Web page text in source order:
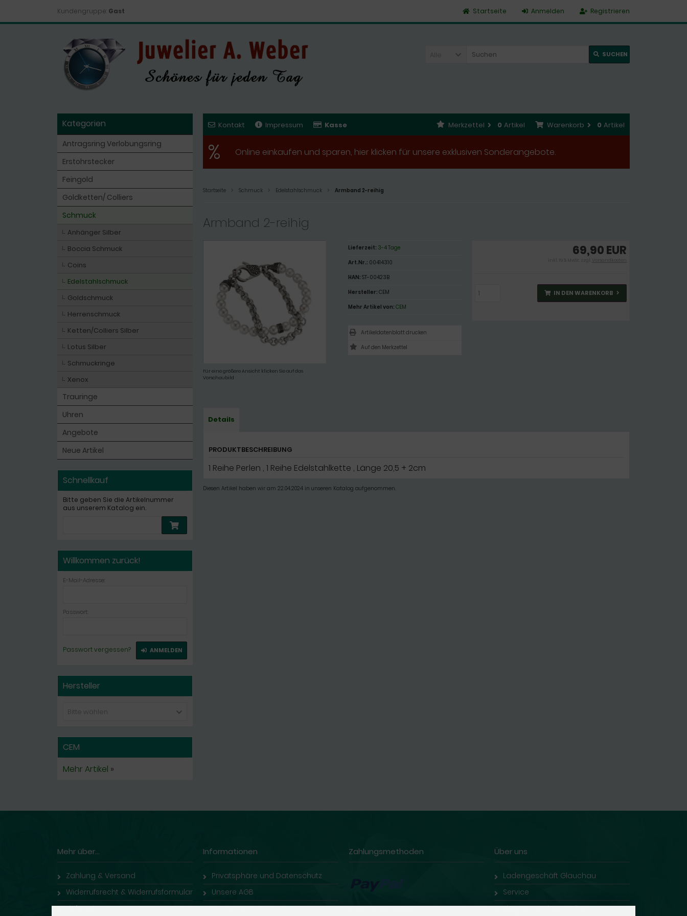
Kundengruppe: Gast Registrieren
Anmelden
Startseite
Alle SUCHEN
Kontakt Impressum Kasse Warenkorb 0 Artikel
Merkzettel 0 Artikel
% Online einkaufen und sparen, hier klicken für unsere exklusiven Sonderangebote.
Startseite Schmuck Edelstahlschmuck Armband 2-reihig
Armband 2-reihig
Für eine größere Ansicht klicken Sie auf das
Vorschaubild
69,90 EUR
inkl. 19 % MwSt. zzgl. Versandkosten
IN DEN WARENKORB
Lieferzeit: 3-4 Tage
Art.Nr.: 00414310
HAN: ST-00423B
Hersteller: CEM
Mehr Artikel von: CEM
Artikeldatenblatt drucken
Details
PRODUKTBESCHREIBUNG
1 Reihe Perlen , 1 Reihe Edelstahlkette , Länge 20,5 + 2cm
Diesen Artikel haben wir am 22.04.2024 in unseren Katalog aufgenommen.
Kategorien
Antragsring Verlobungsring
Erstohrstecker
Feingold
Goldketten/ Colliers
Schmuck
Anhänger Silber
Boccia Schmuck
Coins
Edelstahlschmuck
Goldschmuck
Herrenschmuck
Ketten/Colliers Silber
Lotus Silber
Schmuckringe
Xenox
Trauringe
Uhren
Angebote
Neue Artikel
Schnellkauf
Bitte geben Sie die Artikelnummer
aus unserem Katalog ein.
Willkommen zurück!
E-Mail-Adresse:
Passwort:
Passwort vergessen? ANMELDEN
Hersteller
Bitte wählen
CEM
Mehr Artikel »
Mehr über...
Zahlung & Versand
Widerrufsrecht & Widerrufsformular
Lieferzeit
Informationen
Privatsphäre und Datenschutz
Unsere AGB
Impressum
Zahlungsmethoden Über uns
Ladengeschäft Glauchau
Service
Eigene Trauringe online